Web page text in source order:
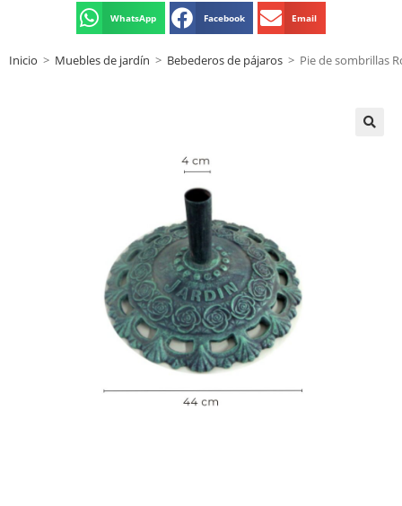
WhatsApp Facebook Email
Inicio > Muebles de jardín > Bebederos de pájaros > Pie de sombrillas